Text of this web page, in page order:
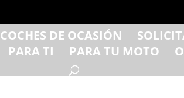
COCHES DE OCASIÓN
PARA TI PARA TU MOTO